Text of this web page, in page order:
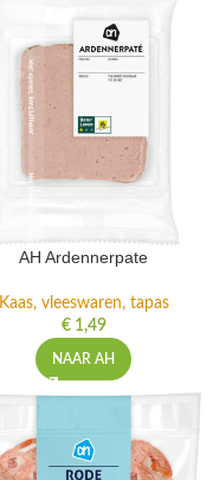
AH Ardennerpate
Kaas, vleeswaren, tapas
€1,49
NAAR AH